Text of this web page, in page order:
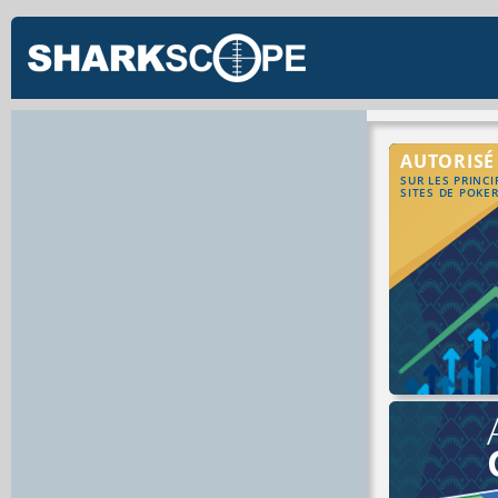
AUTORISÉ
SUR LES
SITES DE POKER